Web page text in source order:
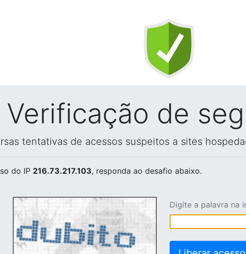
Verificação de
tentativas de acessos suspeitos a sites
do IP 216.73.217.103, responda ao desafio abaixo.
Digite a palavra na